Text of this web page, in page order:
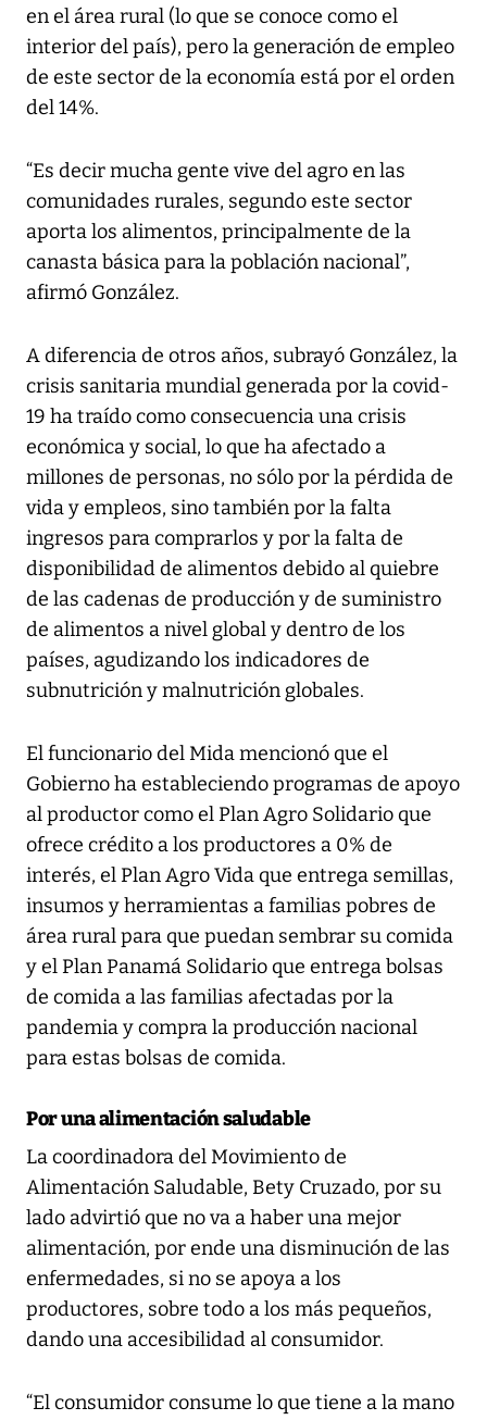
en el área rural (lo que se conoce como el
interior del país), pero la generación de empleo
de este sector de la economía está por el orden
del 14%.
“Es decir mucha gente vive del agro en las
comunidades rurales, segundo este sector
aporta los alimentos, principalmente de la
canasta básica para la población nacional”,
afirmó González.
A diferencia de otros años, subrayó González, la
crisis sanitaria mundial generada por la covid-
19 ha traído como consecuencia una crisis
económica y social, lo que ha afectado a
millones de personas, no sólo por la pérdida de
vida y empleos, sino también por la falta
ingresos para comprarlos y por la falta de
disponibilidad de alimentos debido al quiebre
de las cadenas de producción y de suministro
de alimentos a nivel global y dentro de los
países, agudizando los indicadores de
subnutrición y malnutrición globales.
El funcionario del Mida mencionó que el
Gobierno ha estableciendo programas de apoyo
al productor como el Plan Agro Solidario que
ofrece crédito a los productores a 0% de
interés, el Plan Agro Vida que entrega semillas,
insumos y herramientas a familias pobres de
área rural para que puedan sembrar su comida
y el Plan Panamá Solidario que entrega bolsas
de comida a las familias afectadas por la
pandemia y compra la producción nacional
para estas bolsas de comida.
Por una alimentación saludable
La coordinadora del Movimiento de
Alimentación Saludable, Bety Cruzado, por su
lado advirtió que no va a haber una mejor
alimentación, por ende una disminución de las
enfermedades, si no se apoya a los
productores, sobre todo a los más pequeños,
dando una accesibilidad al consumidor.
“El consumidor consume lo que tiene a la mano